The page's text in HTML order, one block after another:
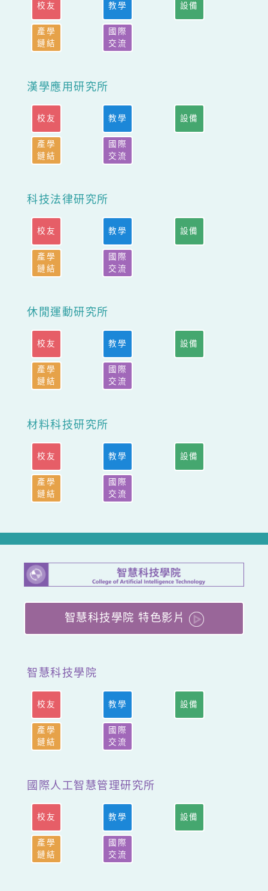
校友 教學 設備
產學
鏈結
國際
交流
漢學應用研究所
校友 教學 設備
產學
鏈結
國際
交流
科技法律研究所
校友 教學 設備
產學
鏈結
國際
交流
休閒運動研究所
校友 教學 設備
產學
鏈結
國際
交流
材料科技研究所
校友 教學 設備
產學
鏈結
國際
交流
智慧科技學院 特色影片
智慧科技學院
校友 教學 設備
產學
鏈結
國際
交流
國際人工智慧管理研究所
校友 教學 設備
產學
鏈結
國際
交流